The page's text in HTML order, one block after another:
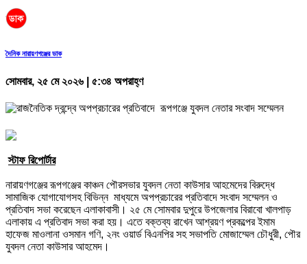
দৈনিক নারায়ণগঞ্জের ডাক
সোমবার, ২৫ মে ২০২৬ | ৫:৩৪ অপরাহ্ণ
‎স্টাফ রিপোর্টার
‎নারায়ণগঞ্জের রূপগঞ্জের কাঞ্চন পৌরসভার যুবদল নেতা কাউসার আহমেদের বিরুদ্ধে
সামাজিক যোগাযোগসহ বিভিন্ন মাধ্যমে অপপ্রচারের প্রতিবাদে সংবাদ সম্মেলন ও
প্রতিবাদ সভা করেছেন এলাকাবাসী। ২৫ মে সোমবার দুপুরে উপজেলার বিরাবো খালপাড়
এলাকায় এ প্রতিবাদ সভা করা হয়। এতে বক্তব্য রাখেন আশ্রয়ণ প্রকল্পের ইমাম
হাফেজ মাওলানা ওসমান গণি, ২নং ওয়ার্ড বিএনপির সহ সভাপতি মোজাম্মেল চৌধুরী, পৌর
যুবদল নেতা কাউসার আহমেদ।